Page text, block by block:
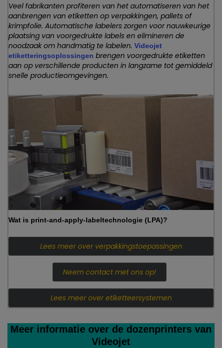
Veel fabrikanten profiteren van het automatiseren van het
aanbrengen van etiketten op verpakkingen, pallets of
krimpfolie. Automatische labelers zorgen voor nauwkeurige
plaatsing van voorgedrukte labels en elimineren de
noodzaak om handmatig te labelen. Videojet
etiketteringsoplossingen brengen voorgedrukte etiketten
aan op verschillende producten in langzame tot gemiddeld
snelle productieomgevingen.
Wat is print-and-apply-labeltechnologie (LPA)?
Lees meer over verpakkingstoepassingen
Neem contact met ons op!
Lees meer over etiketteersystemen
Meer informatie over de dozenprinters van
Videojet